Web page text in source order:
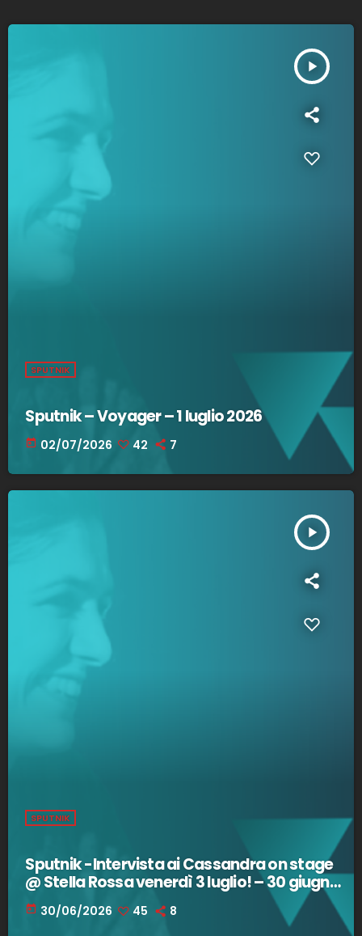
play_arrow
SPUTNIK
Sputnik – Voyager – 1 luglio 2026
today 02/07/2026 42 7
play_arrow
SPUTNIK
Sputnik -Intervista ai Cassandra on stage
@ Stella Rossa venerdì 3 luglio! – 30 giugno
2026
today 30/06/2026 45 8